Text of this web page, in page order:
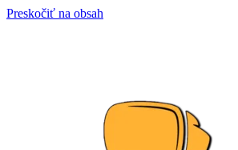
Preskočiť na obsah